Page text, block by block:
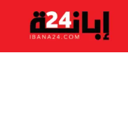
تخطي
المحتوى